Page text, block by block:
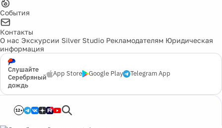
События
Контакты
О нас Экскурсии Silver Studio Рекламодателям Юридическая
информация
Слушайте
Серебряный
дождь
App Store Google Play Telegram App
12+